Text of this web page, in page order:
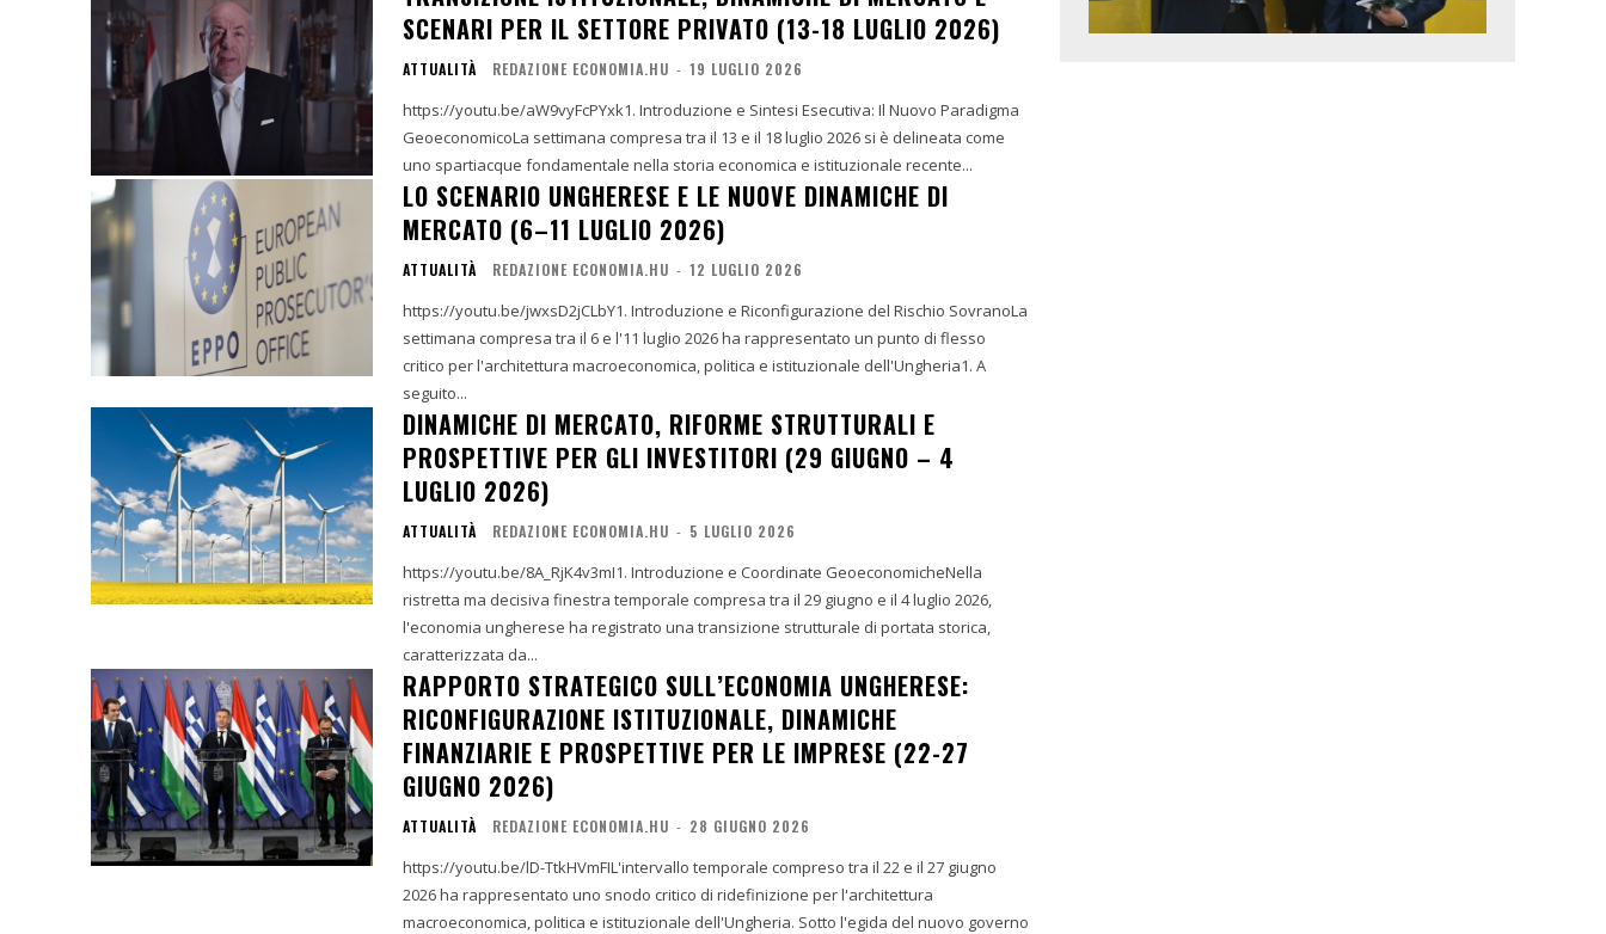
SCENARI PER IL SETTORE PRIVATO (13-18 LUGLIO 2026)
ATTUALITÀ REDAZIONE ECONOMIA.HU - 19 LUGLIO 2026
https://youtu.be/aW9vyFcPYxk1. Introduzione e Sintesi Esecutiva: Il Nuovo Paradigma
GeoeconomicoLa settimana compresa tra il 13 e il 18 luglio 2026 si è delineata come
uno spartiacque fondamentale nella storia economica e istituzionale recente...
LO SCENARIO UNGHERESE E LE NUOVE DINAMICHE DI
MERCATO (6–11 LUGLIO 2026)
ATTUALITÀ REDAZIONE ECONOMIA.HU - 12 LUGLIO 2026
https://youtu.be/jwxsD2jCLbY1. Introduzione e Riconfigurazione del Rischio SovranoLa
settimana compresa tra il 6 e l'11 luglio 2026 ha rappresentato un punto di flesso
critico per l'architettura macroeconomica, politica e istituzionale dell'Ungheria1. A
seguito...
DINAMICHE DI MERCATO, RIFORME STRUTTURALI E
PROSPETTIVE PER GLI INVESTITORI (29 GIUGNO – 4
LUGLIO 2026)
ATTUALITÀ REDAZIONE ECONOMIA.HU - 5 LUGLIO 2026
https://youtu.be/8A_RjK4v3mI1. Introduzione e Coordinate GeoeconomicheNella
ristretta ma decisiva finestra temporale compresa tra il 29 giugno e il 4 luglio 2026,
l'economia ungherese ha registrato una transizione strutturale di portata storica,
caratterizzata da...
RAPPORTO STRATEGICO SULL’ECONOMIA UNGHERESE:
RICONFIGURAZIONE ISTITUZIONALE, DINAMICHE
FINANZIARIE E PROSPETTIVE PER LE IMPRESE (22-27
GIUGNO 2026)
ATTUALITÀ REDAZIONE ECONOMIA.HU - 28 GIUGNO 2026
https://youtu.be/lD-TtkHVmFIL'intervallo temporale compreso tra il 22 e il 27 giugno
2026 ha rappresentato uno snodo critico di ridefinizione per l'architettura
macroeconomica, politica e istituzionale dell'Ungheria. Sotto l'egida del nuovo governo